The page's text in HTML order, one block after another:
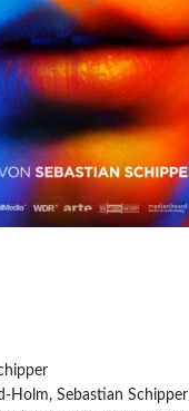
Holm, Sebastian Schipper